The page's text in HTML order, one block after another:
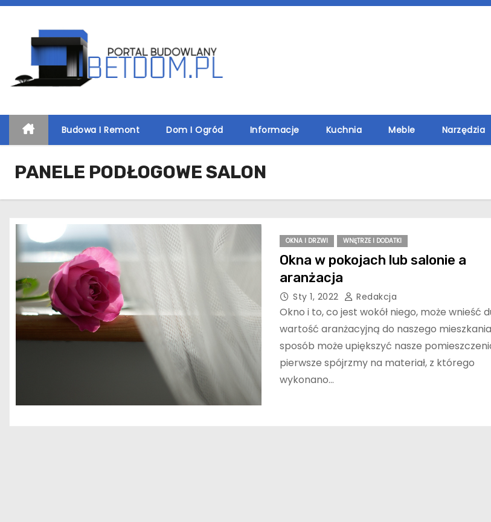
S
n
Budowa I Remont Dom I Ogród Informacje Kuchnia Meble Narzędzia
PANELE PODŁOGOWE SALON
OKNA I DRZWI WNĘTRZE I DODATKI
Okna w pokojach lub salonie a
aranżacja
Sty 1, 2022 Redakcja
Okno i to, co jest wokół niego, może wnieść
wartość aranżacyjną do naszego
sposób może upiększyć nasze
pierwsze spójrzmy na materiał, z którego
wykonano…